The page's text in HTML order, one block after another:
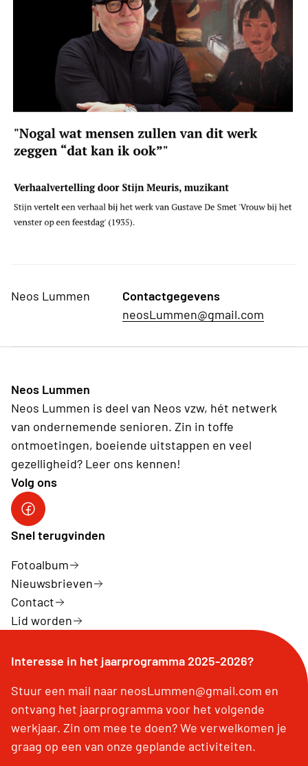
Neos Lummen
Contactgegevens
neosLummen@gmail.com
Neos Lummen
Neos Lummen is deel van Neos vzw, hét netwerk
van ondernemende senioren. Zin in toffe
ontmoetingen, boeiende uitstappen en veel
gezelligheid? Leer ons kennen!
Volg ons
Snel terugvinden
Fotoalbum
Nieuwsbrieven
Contact
Lid worden
Interesse in het jaarprogramma 2025-2026?
Stuur een mail naar neosLummen@gmail.com en
ontvang het jaarprogramma voor het volgende
werkjaar. Zin om mee te doen? We verwelkomen je
graag op een van onze geplande activiteiten.